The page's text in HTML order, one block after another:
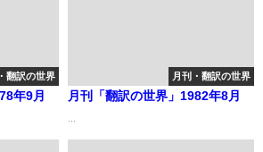
翻訳の世界
年9月
月刊・翻訳の世界
月刊「翻訳の世界」1982年8月